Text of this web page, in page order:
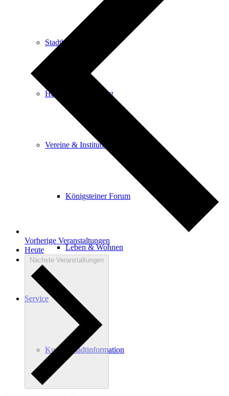
Stadtbibliothek
Haus der Begegnung
Vereine & Institutionen
Königsteiner Forum
Leben & Wohnen
Service
Kur- & Stadtinformation
Vorherige Veranstaltungen
Heute
Nächste Veranstaltungen